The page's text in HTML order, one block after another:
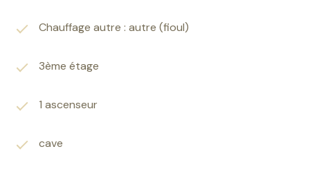
quotidien.
disponibles sur le site Géorisques
exposé sont disponibles sur le site
Chauffage autre : autre (fioul)
3ème étage
1 ascenseur
cave